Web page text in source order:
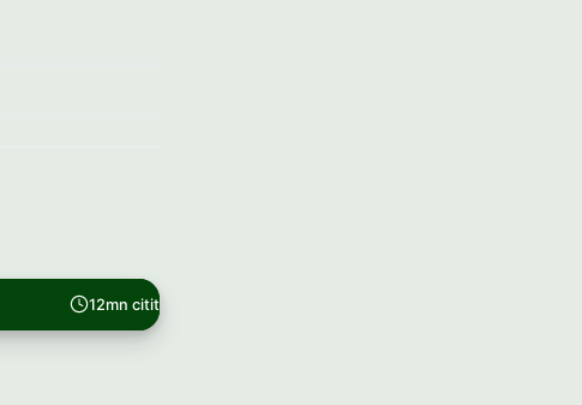
12mn citit